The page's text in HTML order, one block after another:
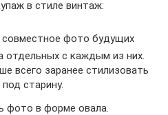
в стиле винтаж:
совместное фото будущих
отдельных с каждым из них.
всего заранее стилизовать
под старину.
фото в форме овала.